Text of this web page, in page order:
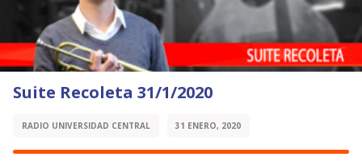
Suite Recoleta 31/1/2020
RADIO UNIVERSIDAD CENTRAL 31 ENERO, 2020